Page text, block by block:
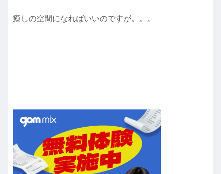
癒しの空間になればいいのですが。。。